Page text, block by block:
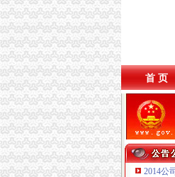
首 页
2014公